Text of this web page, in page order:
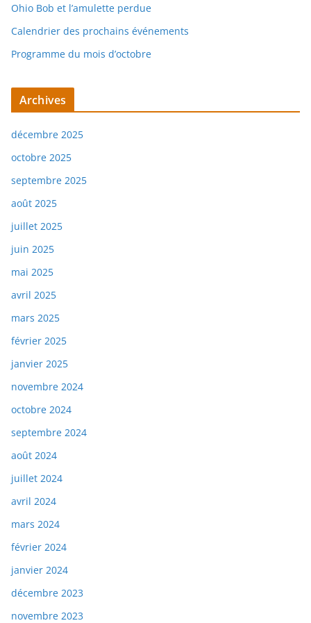
Ohio Bob et l’amulette perdue
Calendrier des prochains événements
Programme du mois d’octobre
Archives
décembre 2025
octobre 2025
septembre 2025
août 2025
juillet 2025
juin 2025
mai 2025
avril 2025
mars 2025
février 2025
janvier 2025
novembre 2024
octobre 2024
septembre 2024
août 2024
juillet 2024
avril 2024
mars 2024
février 2024
janvier 2024
décembre 2023
novembre 2023